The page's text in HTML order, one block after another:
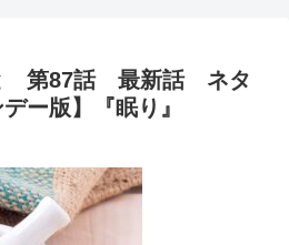
第87話 最新話 ネタ
ー版】『眠り』